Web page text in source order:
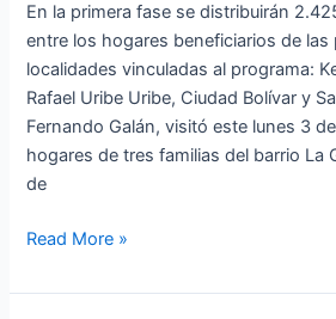
En la primera fase se distribuirán
entre los hogares beneficiarios de las
localidades vinculadas al programa:
Rafael Uribe Uribe, Ciudad Bolívar y
Fernando Galán, visitó este lunes 3
hogares de tres familias del barrio La
de
Read More »